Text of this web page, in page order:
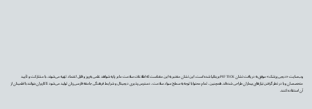
وب‌سایت «دیجی‌پزشک» موفق به دریافت نشان PIF TICK بریتانیا شده است. این نشان معتبر به این معناست که اطلاعات سلامت ما بر پایه شواهد علمی به‌روز و قابل اعتماد تهیه می‌شوند، با مشارکت و تأیید
متخصصان و با در نظر گرفتن نیازهای بیماران طراحی شده‌اند. همچنین، تمام محتوا با توجه به سطح سواد سلامت، دسترس‌پذیری دیجیتال و شرایط فرهنگی جامعه فارسی‌زبان تولید می‌شود تا کاربران بتوانند با اطمینان از
آن استفاده کنند.